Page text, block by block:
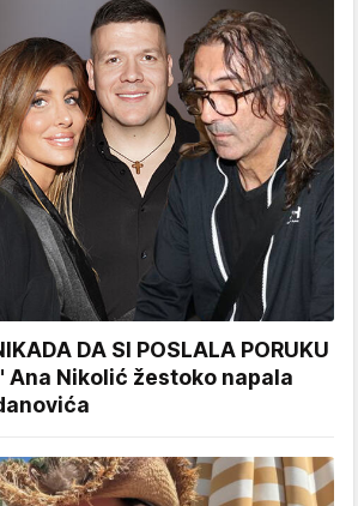
DA SI POSLALA PORUKU
Ana Nikolić žestoko napala